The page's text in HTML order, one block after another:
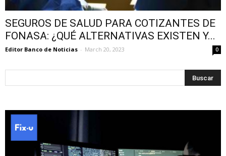
SEGUROS DE SALUD PARA COTIZANTES DE
FONASA: ¿QUÉ ALTERNATIVAS EXISTEN Y...
Editor Banco de Noticias - March 20, 2023 0